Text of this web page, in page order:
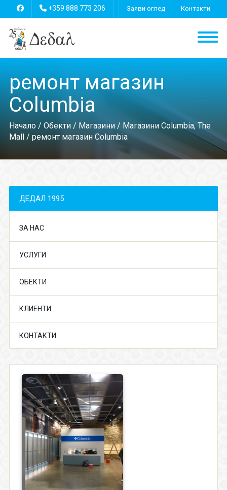
+359 888 773 206 Заяви оглед Контакти
ремонт магазин
Columbia
Начало/ Обекти/ Магазини/ Магазини Columbia, The
Mall/ ремонт магазин Columbia
ДЕДАЛ 1995
ЗА НАС
УСЛУГИ
ОБЕКТИ
КЛИЕНТИ
КОНТАКТИ